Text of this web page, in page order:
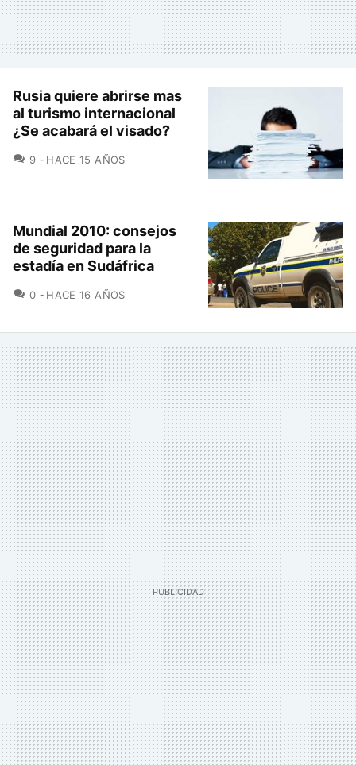
Rusia quiere abrirse mas
al turismo internacional
¿Se acabará el visado?
9 COMENTARIOS
HACE 15 AÑOS
Mundial 2010: consejos
de seguridad para la
estadía en Sudáfrica
0 COMENTARIOS
HACE 16 AÑOS